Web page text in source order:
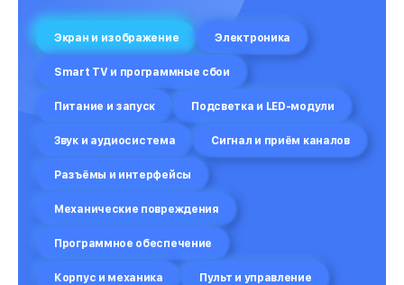
Экран и изображение Электроника
Smart TV и программные сбои
Питание и запуск Подсветка и LED-модули
Звук и аудиосистема Сигнал и приём каналов
Разъёмы и интерфейсы
Механические повреждения
Программное обеспечение
Корпус и механика Пульт и управление